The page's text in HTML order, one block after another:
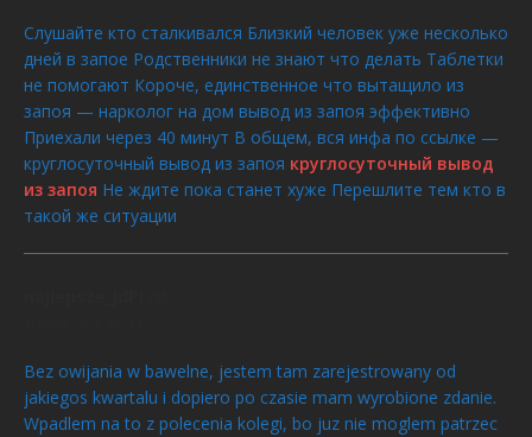
Слушайте кто сталкивался Близкий человек уже несколько
дней в запое Родственники не знают что делать Таблетки
не помогают Короче, единственное что вытащило из
запоя — нарколог на дом вывод из запоя эффективно
Приехали через 40 минут В общем, вся инфа по ссылке —
круглосуточный вывод из запоя круглосуточный вывод
из запоя Не ждите пока станет хуже Перешлите тем кто в
такой же ситуации
Bez owijania w bawelne, jestem tam zarejestrowany od
jakiegos kwartalu i dopiero po czasie mam wyrobione zdanie.
Wpadlem na to z polecenia kolegi, bo juz nie moglem patrzec